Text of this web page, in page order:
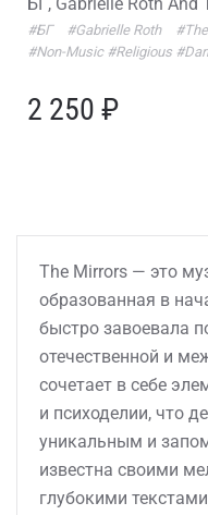
#БГ #Gabrielle Roth
#Non-Music #Religious
2 250 ₽
The Mirrors — это
образованная в
быстро завоевала
отечественной и
сочетает в себе
и психоделии, что
уникальным и
известна своими
глубокими